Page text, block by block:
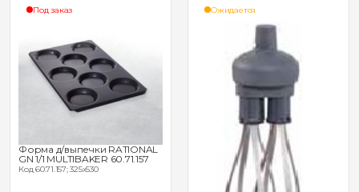
Под заказ
Форма д/выпечки RATIONAL
GN 1/1 MULTIBAKER 60.71.157
Код 60.71.157; 325х530
Ожидается